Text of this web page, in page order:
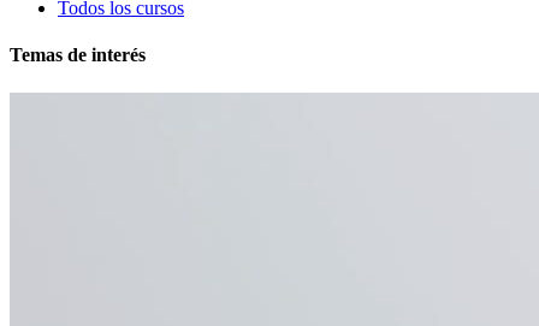
Todos los cursos
Temas de interés